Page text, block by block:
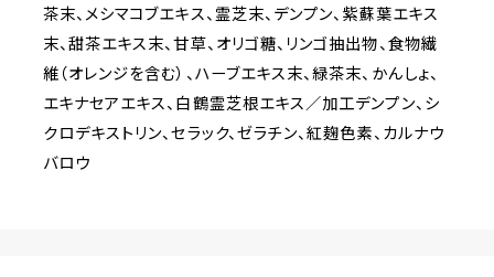
茶末、メシマコブエキス、霊芝末、デンプン、紫蘇葉エキス
末、甜茶エキス末、甘草、オリゴ糖、リンゴ抽出物、食物繊
維（オレンジを含む）、ハーブエキス末、緑茶末、かんしょ、
エキナセアエキス、白鶴霊芝根エキス／加工デンプン、シ
クロデキストリン、セラック、ゼラチン、紅麹色素、カルナウ
バロウ